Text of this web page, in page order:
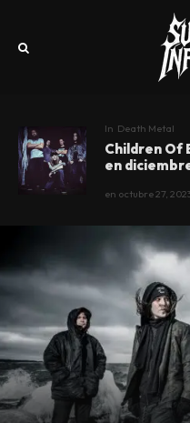
In Death Metal
Children Of
en
en octubre 27,